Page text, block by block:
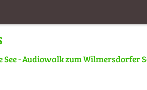
- Audiowalk zum Wilmersdorfer